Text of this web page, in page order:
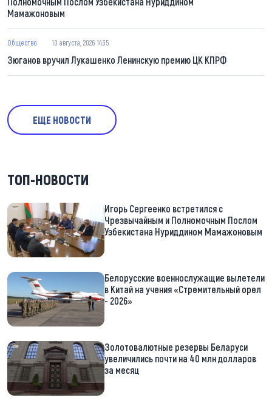
Мамажоновым
Общество 10 августа, 2026 14:35
Зюганов вручил Лукашенко Ленинскую премию ЦК КПРФ
ЕЩЕ НОВОСТИ
ТОП-НОВОСТИ
Игорь Сергеенко встретился с
Чрезвычайным и Полномочным Послом
Узбекистана Нуриддином Мамажоновым
Белорусские военнослужащие вылетели
в Китай на учения «Стремительный орел
- 2026»
Золотовалютные резервы Беларуси
увеличились почти на 40 млн долларов
за месяц